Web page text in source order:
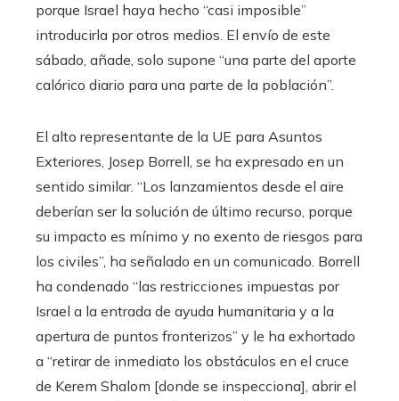
porque Israel haya hecho “casi imposible”
introducirla por otros medios. El envío de este
sábado, añade, solo supone “una parte del aporte
calórico diario para una parte de la población”.
El alto representante de la UE para Asuntos
Exteriores, Josep Borrell, se ha expresado en un
sentido similar. “Los lanzamientos desde el aire
deberían ser la solución de último recurso, porque
su impacto es mínimo y no exento de riesgos para
los civiles”, ha señalado en un comunicado. Borrell
ha condenado “las restricciones impuestas por
Israel a la entrada de ayuda humanitaria y a la
apertura de puntos fronterizos” y le ha exhortado
a “retirar de inmediato los obstáculos en el cruce
de Kerem Shalom [donde se inspecciona], abrir el